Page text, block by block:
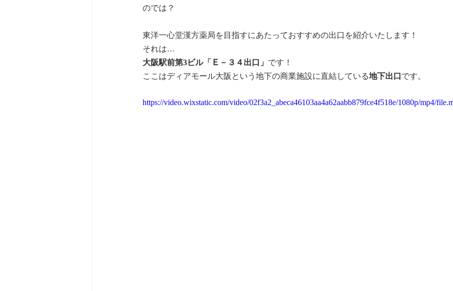
のでは？
東洋一心堂漢方薬局を目指すにあたっておすすめの出口を紹介いたします！
それは…
大阪駅前第3ビル「Ｅ－３４出口」 です！
ここはディアモール大阪という地下の商業施設に直結している地下出口 です。
https://video.wixstatic.com/video/02f3a2_abeca46103aa4a62aabb879fce4f518e/1080p/mp4/